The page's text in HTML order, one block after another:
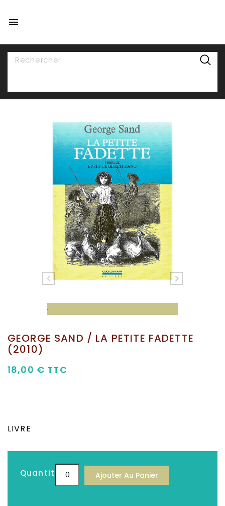

 
GEORGE SAND / LA PETITE FADETTE
(2010)
18,00 € TTC
LIVRE
Quantité Ajouter Au Panier